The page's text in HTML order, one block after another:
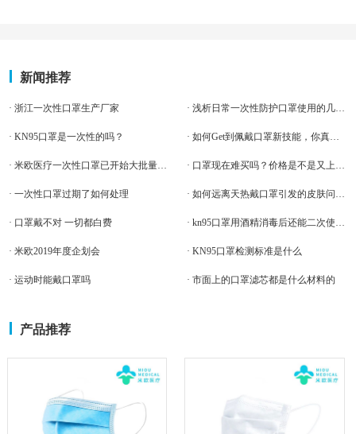
新闻推荐
· 浙江一次性口罩生产厂家
· KN95口罩是一次性的吗？
· 一次性口罩过期了如何处理
· 口罩戴不对 一切都白费
· 米欧2019年度企划会 · KN95口罩检测标准是什么
· 运动时能戴口罩吗 · 市面上的口罩滤芯都是什么材料的
产品推荐